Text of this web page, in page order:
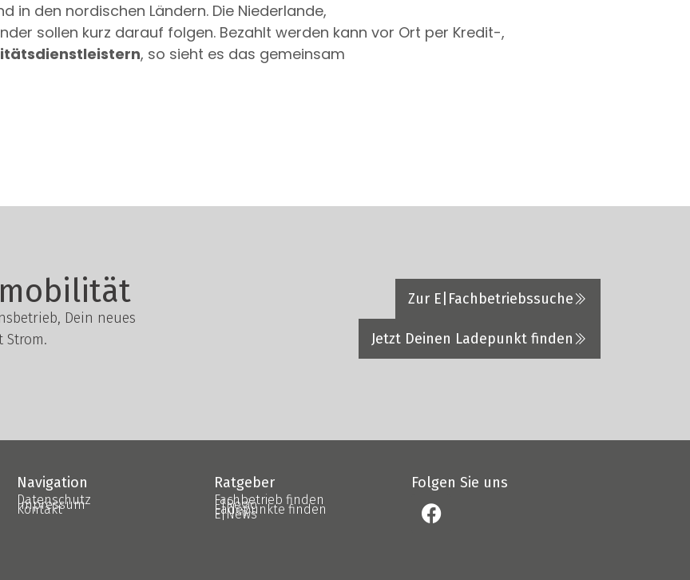
in den nordischen Ländern. Die Niederlande,
sollen kurz darauf folgen. Bezahlt werden kann vor Ort per Kredit-,
, so sieht es das gemeinsam
Dein neues
Strom.
Zur E|Fachbetriebssuche
Jetzt Deinen Ladepunkt finden
Navigation
Datenschutz
Impressum
Kontakt
Ratgeber
Fachbetrieb finden
E|Regio
Ladepunkte finden
E|News
Folgen Sie uns